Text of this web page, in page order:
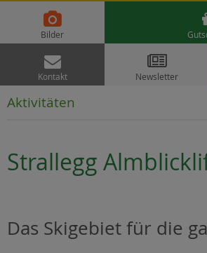

Bilder

Kontakt

Newsletter
Aktivitäten
Strallegg
Das Skigebiet für die